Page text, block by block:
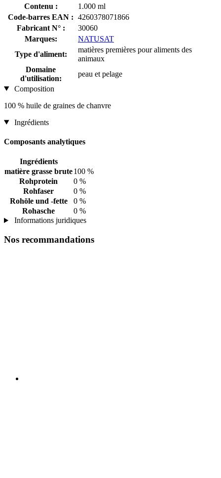
Contenu :
1.000 ml
Code-barres EAN : 4260378071866
Fabricant N° :
30060
Marques:
NATUSAT
Type d'aliment:
matières premières pour aliments des
animaux
Domaine
d'utilisation:
peau et pelage
Composition
100 % huile de graines de chanvre
Ingrédients
Composants analytiques
Ingrédients
matière grasse brute100 %
Rohprotein
0 %
Rohfaser
0 %
Rohöle und -fette
0 %
Rohasche
0 %
Informations juridiques
Nos recommandations